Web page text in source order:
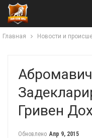
Главная Новости и
Гривен
Обновлено Апр 9, 2015